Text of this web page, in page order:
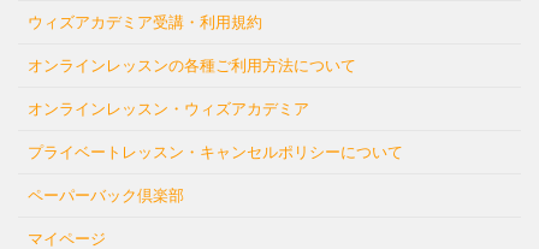
ウィズアカデミア受講・利用規約
オンラインレッスンの各種ご利用方法について
オンラインレッスン・ウィズアカデミア
プライベートレッスン・キャンセルポリシーについて
ペーパーバック倶楽部
マイページ